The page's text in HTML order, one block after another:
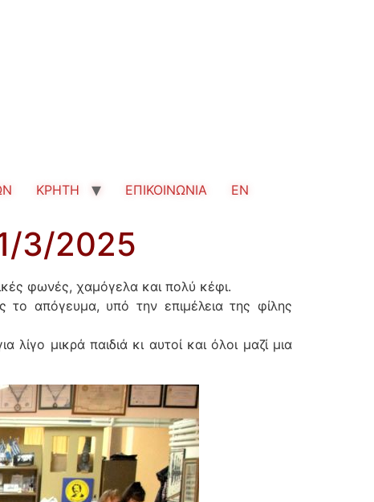
ΚΡΗΤΗ ΕΠΙΚΟΙΝΩΝΙΑ EN
3/2025
φωνές, χαμόγελα και πολύ κέφι.
απόγευμα, υπό την επιμέλεια της φίλης
λίγο μικρά παιδιά κι αυτοί και όλοι μαζί μια